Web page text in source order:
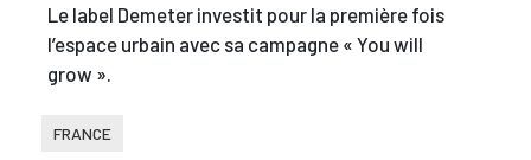
Le label Demeter investit pour la première fois
l’espace urbain avec sa campagne « You will
grow ».
FRANCE